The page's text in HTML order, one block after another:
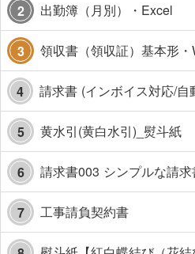
2 出勤簿（月別）・Excel
3 領収書（領収証）基本形・
4
5 黄水引(黄白水引)_熨斗紙
6 請求書003 シンプルな請求
7 工事請負契約書